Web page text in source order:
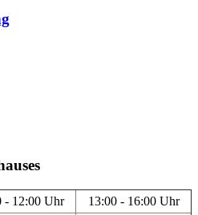
- 12:00 Uhr
13:00 - 16:00 Uhr